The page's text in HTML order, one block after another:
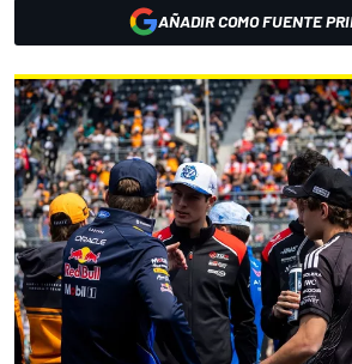
AÑADIR COMO FUENTE